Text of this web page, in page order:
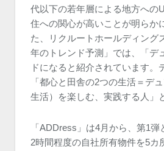
代以下の若年層による地方への
住への関心が高いことが明らか
た、リクルートホールディング
年のトレンド予測」では、「デ
ドになると紹介されています。
「都心と田舎の2つの生活＝デ
生活）を楽しむ、実践する人」
「ADDress」は4月から、第1
2時間程度の自社所有物件を5カ